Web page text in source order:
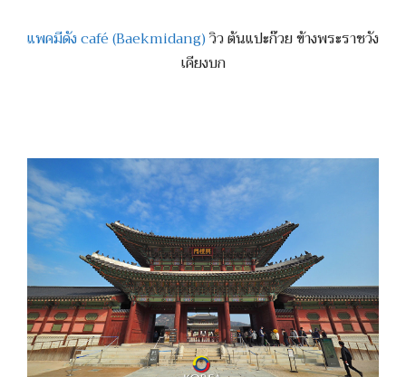
แพคมีดัง café (Baekmidang)วิว ต้นแปะก๊วย ข้างพระราชวัง
เคียงบก